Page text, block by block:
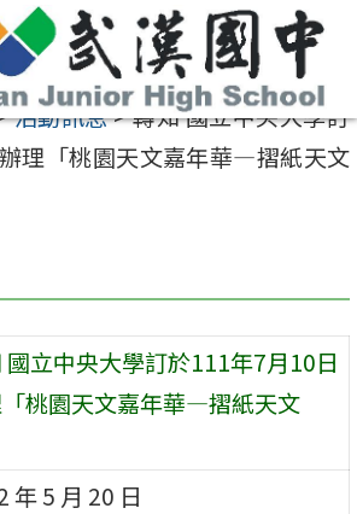
活動訊息>轉知 國立中央大學訂
理「桃園天文嘉年華—摺紙天文
國立中央大學訂於111年7月10日
桃園天文嘉年華—摺紙天文
年 5 月 20 日